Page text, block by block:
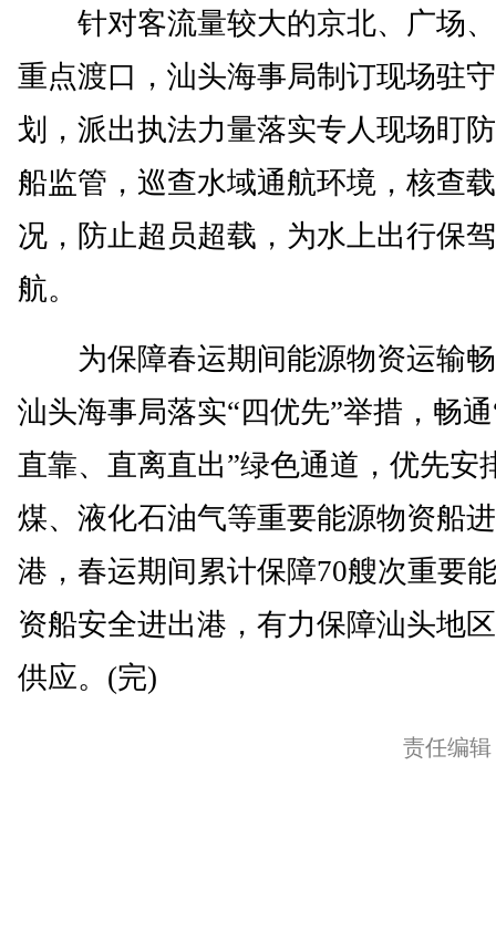
针对客流量较大的京北、广场
重点渡口，汕头海事局制订现场驻
划，派出执法力量落实专人现场盯
船监管，巡查水域通航环境，核查
况，防止超员超载，为水上出行保
航。
为保障春运期间能源物资运输
汕头海事局落实“四优先”举措，畅
直靠、直离直出”绿色通道，优先安
煤、液化石油气等重要能源物资船
港，春运期间累计保障70艘次重要
资船安全进出港，有力保障汕头地
供应。(完)
责任编